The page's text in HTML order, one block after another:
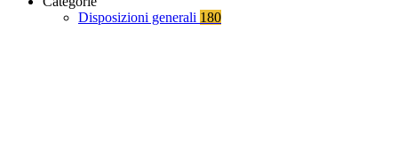
Disposizioni generali 180